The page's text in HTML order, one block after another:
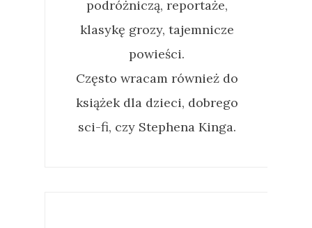
podróżniczą, reportaże,
klasykę grozy, tajemnicze
powieści.
Często wracam również do
książek dla dzieci, dobrego
sci-fi, czy Stephena Kinga.